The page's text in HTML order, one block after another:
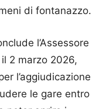
di fontanazzo.
l’Assessore
2 marzo 2026,
l’aggiudicazione
le gare entro